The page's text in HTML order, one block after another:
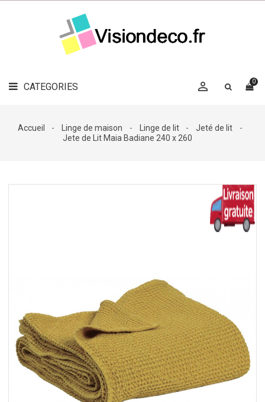
CATEGORIES 0

LE
MAG
DÉCO

DÉCO
Accueil Linge de maison Linge de lit
Jeté de lit
Jete de Lit Maia Badiane 240 x 260